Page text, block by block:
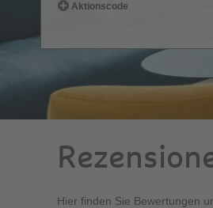
Aktionscode
Hier finden Sie Bewertungen